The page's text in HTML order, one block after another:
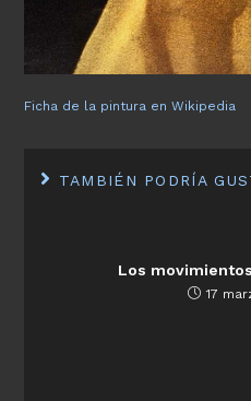
Ficha de la pintura en Wikipedia
TAMBIÉN PODRÍA
Los
17